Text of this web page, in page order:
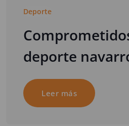
Deporte
deporte
Leer más